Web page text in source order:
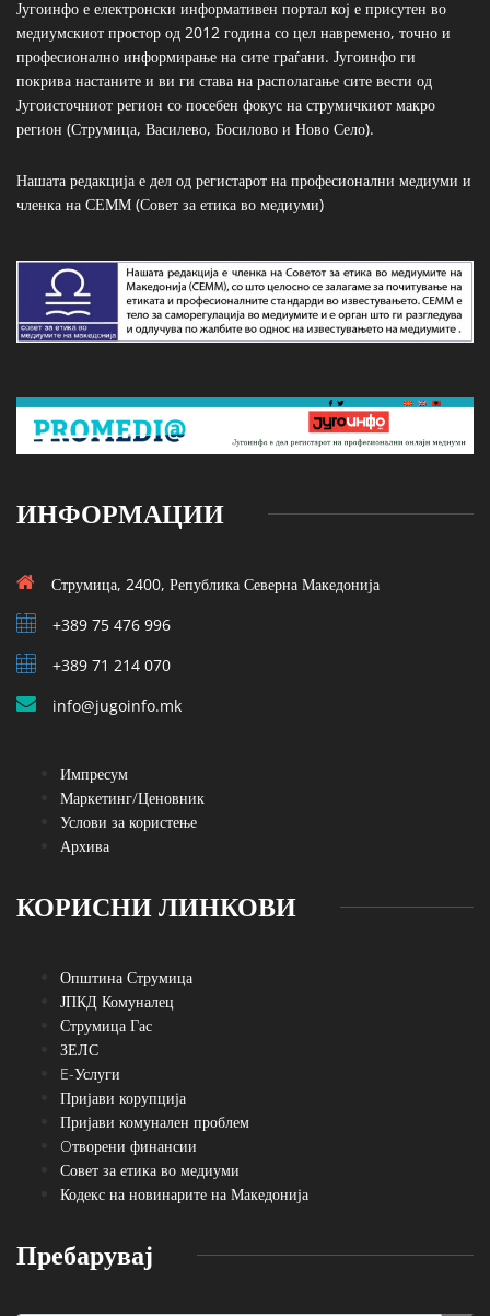
Југоинфо е електронски информативен портал кој е присутен во
медиумскиот простор од 2012 година со цел навремено, точно и
професионално информирање на сите граѓани. Југоинфо ги
покрива настаните и ви ги става на располагање сите вести од
Југоисточниот регион со посебен фокус на струмичкиот макро
регион (Струмица, Василево, Босилово и Ново Село).
Нашата редакција е дел од регистарот на професионални медиуми и
членка на СЕММ (Совет за етика во медиуми)
ИНФОРМАЦИИ
Струмица, 2400, Република Северна Македонија
+389 75 476 996
+389 71 214 070
info@jugoinfo.mk
Импресум
Маркетинг/Ценовник
Услови за користење
Архива
КОРИСНИ ЛИНКОВИ
Општина Струмица
ЈПКД Комуналец
Струмица Гас
ЗЕЛС
E-Услуги
Пријави корупција
Пријави комунален проблем
Oтворени финансии
Совет за етика во медиуми
Кодекс на новинарите на Македонија
Пребарувај